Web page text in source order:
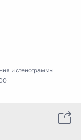
и стенограммы